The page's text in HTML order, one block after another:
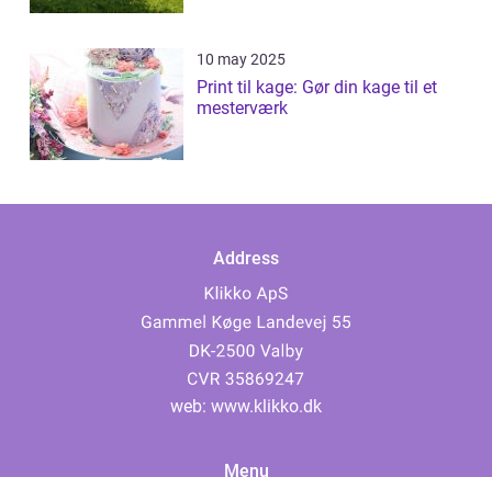
10 may 2025
Print til kage: Gør din kage til et
mesterværk
Address
web: www.klikko.dk
Menu